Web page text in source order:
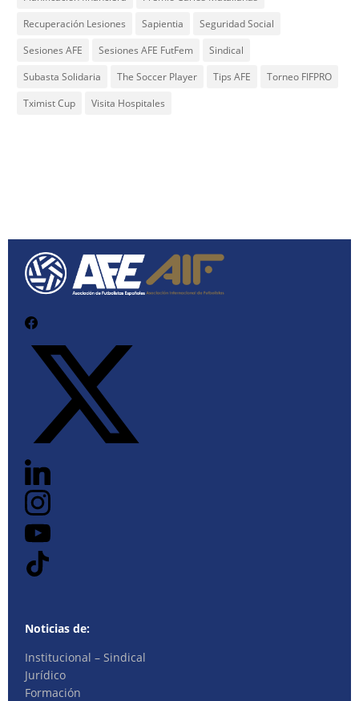
Recuperación Lesiones
Sapientia
Seguridad Social
Sesiones AFE
Sesiones AFE FutFem
Sindical
Subasta Solidaria
The Soccer Player Tips AFE
Torneo FIFPRO
Tximist Cup
Visita Hospitales
Noticias de:
Institucional – Sindical
Jurídico
Formación